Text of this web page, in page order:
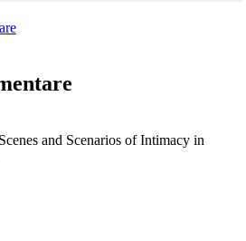
and Scenarios of Intimacy in